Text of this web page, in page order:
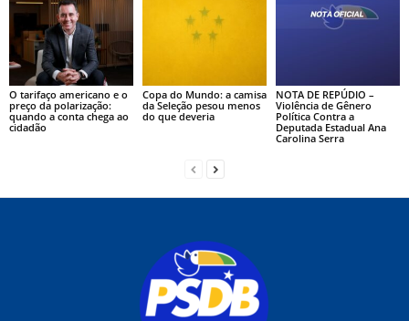
O tarifaço americano e o
preço da polarização:
quando a conta chega ao
cidadão
Copa do Mundo: a camisa
da Seleção pesou menos
do que deveria
NOTA DE REPÚDIO –
Violência de Gênero
Política Contra a
Deputada Estadual Ana
Carolina Serra